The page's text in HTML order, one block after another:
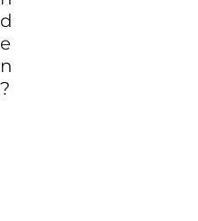
d
e
n
?